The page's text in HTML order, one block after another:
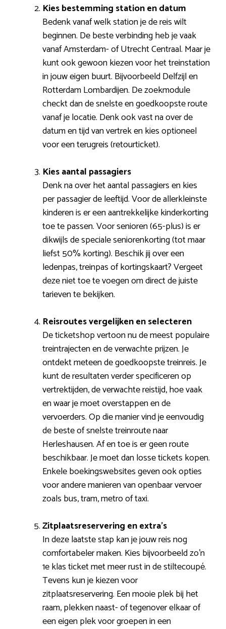
Kies bestemming station en datum
Bedenk vanaf welk station je de reis wilt
beginnen. De beste verbinding heb je vaak
vanaf Amsterdam- of Utrecht Centraal. Maar je
kunt ook gewoon kiezen voor het treinstation
in jouw eigen buurt. Bijvoorbeeld Delfzijl en
Rotterdam Lombardijen. De zoekmodule
checkt dan de snelste en goedkoopste route
vanaf je locatie. Denk ook vast na over de
datum en tijd van vertrek en kies optioneel
voor een terugreis (retourticket).
Kies aantal passagiers
Denk na over het aantal passagiers en kies
per passagier de leeftijd. Voor de allerkleinste
kinderen is er een aantrekkelijke kinderkorting
toe te passen. Voor senioren (65-plus) is er
dikwijls de speciale seniorenkorting (tot maar
liefst 50% korting). Beschik jij over een
ledenpas, treinpas of kortingskaart? Vergeet
deze niet toe te voegen om direct de juiste
tarieven te bekijken.
Reisroutes vergelijken en selecteren
De ticketshop vertoon nu de meest populaire
treintrajecten en de verwachte prijzen. Je
ontdekt meteen de goedkoopste treinreis. Je
kunt de resultaten verder specificeren op
vertrektijden, de verwachte reistijd, hoe vaak
en waar je moet overstappen en de
vervoerders. Op die manier vind je eenvoudig
de beste of snelste treinroute naar
Herleshausen. Af en toe is er geen route
beschikbaar. Je moet dan losse tickets kopen.
Enkele boekingswebsites geven ook opties
voor andere manieren van openbaar vervoer
zoals bus, tram, metro of taxi.
Zitplaatsreservering en extra’s
In deze laatste stap kan je jouw reis nog
comfortabeler maken. Kies bijvoorbeeld zo’n
1e klas ticket met meer rust in de stiltecoupé.
Tevens kun je kiezen voor
zitplaatsreservering. Een mooie plek bij het
raam, plekken naast- of tegenover elkaar of
een eigen plek voor groepen in een